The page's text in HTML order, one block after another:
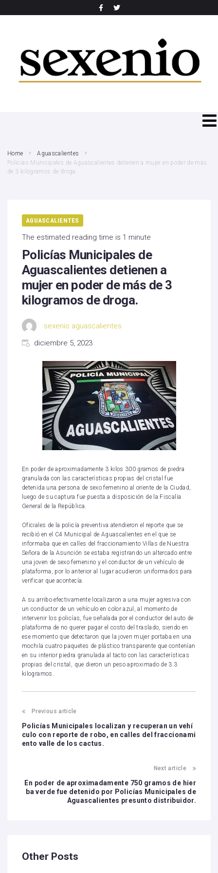
Home
Aguascalientes
Policías Municipales de Aguascalientes detienen a mujer en poder de más
de 3 kilogramos de droga.
AGUASCALIENTES
The estimated reading time is 1 minute
Policías Municipales de
Aguascalientes detienen a
mujer en poder de más de 3
kilogramos de droga.
sexenio aguascalientes
diciembre 5, 2023
En poder de aproximadamente 3 kilos 300 gramos de piedra
granulada con las características propias del cristal fue
detenida una persona de sexo femenino al oriente de la Ciudad,
luego de su captura fue puesta a disposición de la Fiscalía
General de la República.
Oficiales de la policía preventiva atendieron el reporte que se
recibió en el C4 Municipal de Aguascalientes en el que se
informaba que en calles del fraccionamiento Villas de Nuestra
Señora de la Asunción se estaba registrando un altercado entre
una joven de sexo femenino y el conductor de un vehículo de
plataforma, por lo anterior al lugar acudieron uniformados para
verificar que acontecía.
A su arribo efectivamente localizaron a una mujer agresiva con
un conductor de un vehículo en color azul, al momento de
intervenir los policías, fue señalada por el conductor del auto de
plataforma de no querer pagar el costo del traslado, siendo en
ese momento que detectaron que la joven mujer portaba en una
mochila cuatro paquetes de plástico transparente que contenían
en su interior piedra granulada al tacto con las características
propias del cristal, que dieron un peso aproximado de 3.3
kilogramos.
Previous article
Policías Municipales localizan y recuperan un vehí
culo con reporte de robo, en calles del fraccionami
ento valle de los cactus.
Next article
En poder de aproximadamente 750 gramos de hier
ba verde fue detenido por Policías Municipales de
Aguascalientes presunto distribuidor.
Other Posts
SEARCH THIS WEBSITE